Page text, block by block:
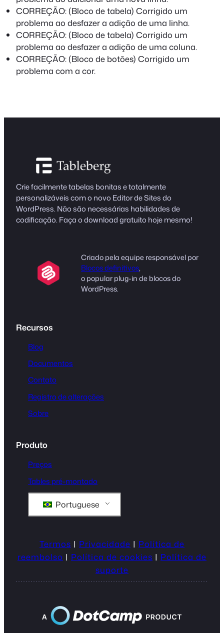
CORREÇÃO: (Bloco de tabela) Corrigido um
problema ao desfazer a adição de uma linha.
CORREÇÃO: (Bloco de tabela) Corrigido um
problema ao desfazer a adição de uma coluna.
CORREÇÃO: (Bloco de botões) Corrigido um
problema com a cor.
Crie facilmente tabelas bonitas e totalmente
personalizáveis com o novo Editor de Sites do
WordPress. Não são necessárias habilidades de
codificação. Faça o download gratuito hoje mesmo!
Criado pela equipe responsável por
Blocos definitivos,
o popular plug-in de blocos do
WordPress.
Recursos
Blog
Documentos
Contato
Registro de alterações
Sobre
Produto
Preços
Tables pré-montado
Portuguese
Termos | Privacidade | Política de
reembolso | Política de cookies | Política de
suporte